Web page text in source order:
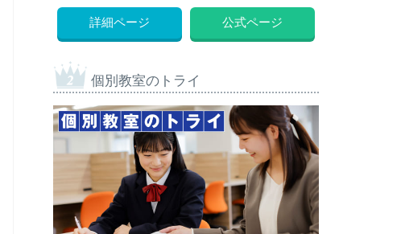
詳細ページ 公式ページ
個別教室のトライ